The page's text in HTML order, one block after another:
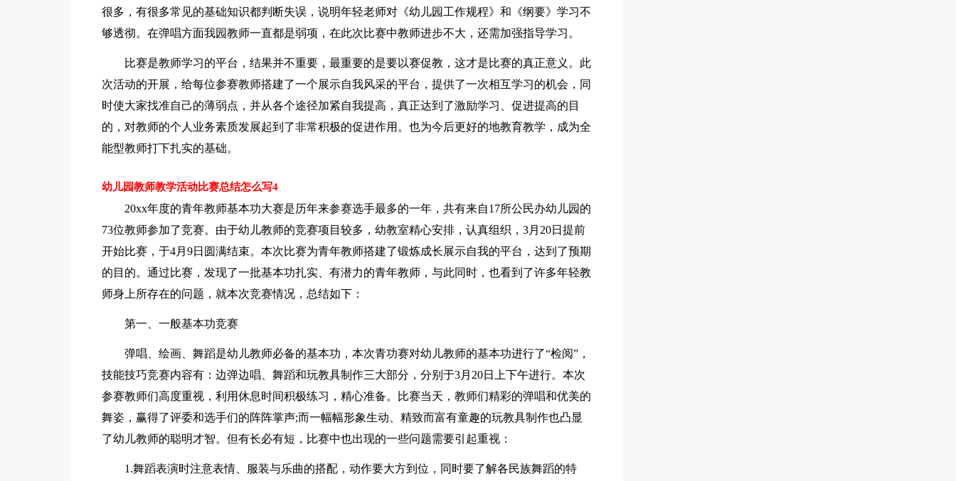
很多，有很多常见的基础知识都判断失误，说明年轻老师对《幼儿园工作规程》和《纲要》学习不
够透彻。在弹唱方面我园教师一直都是弱项，在此次比赛中教师进步不大，还需加强指导学习。
比赛是教师学习的平台，结果并不重要，最重要的是要以赛促教，这才是比赛的真正意义。此
次活动的开展，给每位参赛教师搭建了一个展示自我风采的平台，提供了一次相互学习的机会，同
时使大家找准自己的薄弱点，并从各个途径加紧自我提高，真正达到了激励学习、促进提高的目
的，对教师的个人业务素质发展起到了非常积极的促进作用。也为今后更好的地教育教学，成为全
能型教师打下扎实的基础。
幼儿园教师教学活动比赛总结怎么写4
20xx年度的青年教师基本功大赛是历年来参赛选手最多的一年，共有来自17所公民办幼儿园的
73位教师参加了竞赛。由于幼儿教师的竞赛项目较多，幼教室精心安排，认真组织，3月20日提前
开始比赛，于4月9日圆满结束。本次比赛为青年教师搭建了锻炼成长展示自我的平台，达到了预期
的目的。通过比赛，发现了一批基本功扎实、有潜力的青年教师，与此同时，也看到了许多年轻教
师身上所存在的问题，就本次竞赛情况，总结如下：
第一、一般基本功竞赛
弹唱、绘画、舞蹈是幼儿教师必备的基本功，本次青功赛对幼儿教师的基本功进行了“检阅”，
技能技巧竞赛内容有：边弹边唱、舞蹈和玩教具制作三大部分，分别于3月20日上下午进行。本次
参赛教师们高度重视，利用休息时间积极练习，精心准备。比赛当天，教师们精彩的弹唱和优美的
舞姿，赢得了评委和选手们的阵阵掌声;而一幅幅形象生动、精致而富有童趣的玩教具制作也凸显
了幼儿教师的聪明才智。但有长必有短，比赛中也出现的一些问题需要引起重视：
1.舞蹈表演时注意表情、服装与乐曲的搭配，动作要大方到位，同时要了解各民族舞蹈的特